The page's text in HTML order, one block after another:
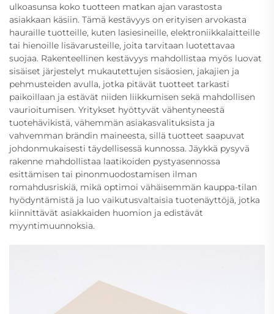
ulkoasunsa koko tuotteen matkan ajan varastosta
asiakkaan käsiin. Tämä kestävyys on erityisen arvokasta
hauraille tuotteille, kuten lasiesineille, elektroniikkalaitteille
tai hienoille lisävarusteille, joita tarvitaan luotettavaa
suojaa. Rakenteellinen kestävyys mahdollistaa myös luovat
sisäiset järjestelyt mukautettujen sisäosien, jakajien ja
pehmusteiden avulla, jotka pitävät tuotteet tarkasti
paikoillaan ja estävät niiden liikkumisen sekä mahdollisen
vaurioitumisen. Yritykset hyöttyvät vähentyneestä
tuotehävikistä, vähemmän asiakasvalituksista ja
vahvemman brändin maineesta, sillä tuotteet saapuvat
johdonmukaisesti täydellisessä kunnossa. Jäykkä pysyvä
rakenne mahdollistaa laatikoiden pystyasennossa
esittämisen tai pinonmuodostamisen ilman
romahdusriskiä, mikä optimoi vähäisemmän kauppa-tilan
hyödyntämistä ja luo vaikutusvaltaisia tuotenäyttöjä, jotka
kiinnittävät asiakkaiden huomion ja edistävät
myyntimuunnoksia.